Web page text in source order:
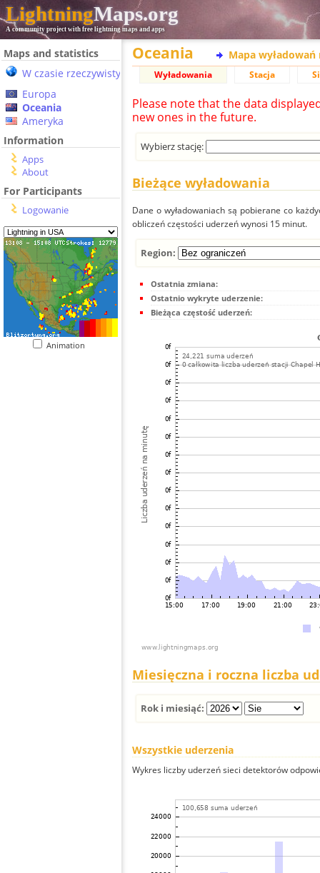
LightningMaps.org
A community project with free lightning maps and apps
Maps and statistics
W czasie rzeczywistym
Europa
Oceania
Ameryka
Information
Apps
About
For Participants
Logowanie
Animation
Oceania Mapa wyładowań
Wyładowania Stacja
Please note that the data
new ones in the future.
Wybierz stację:
Bieżące wyładowania
Dane o wyładowaniach są pobierane co
obliczeń częstości uderzeń wynosi 15 minut.
Region:
Ostatnia zmiana:
Ostatnio wykryte uderzenie:
Bieżąca częstość uderzeń:
Miesięczna i roczna liczba
Rok i miesiąć:
Wszystkie uderzenia
Wykres liczby uderzeń sieci detektorów